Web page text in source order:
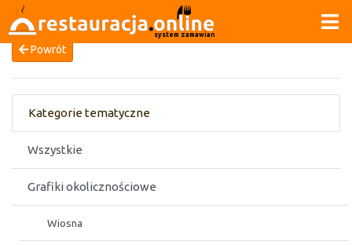
system zamawiania
Powrót
Kategorie tematyczne
Wszystkie
Grafiki okolicznościowe
Wiosna